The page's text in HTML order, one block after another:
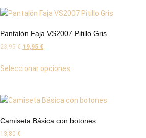
Pantalón Faja VS2007 Pitillo Gris
23,95€ 19,95 €
Seleccionar opciones
Camiseta Básica con botones
13,80 €